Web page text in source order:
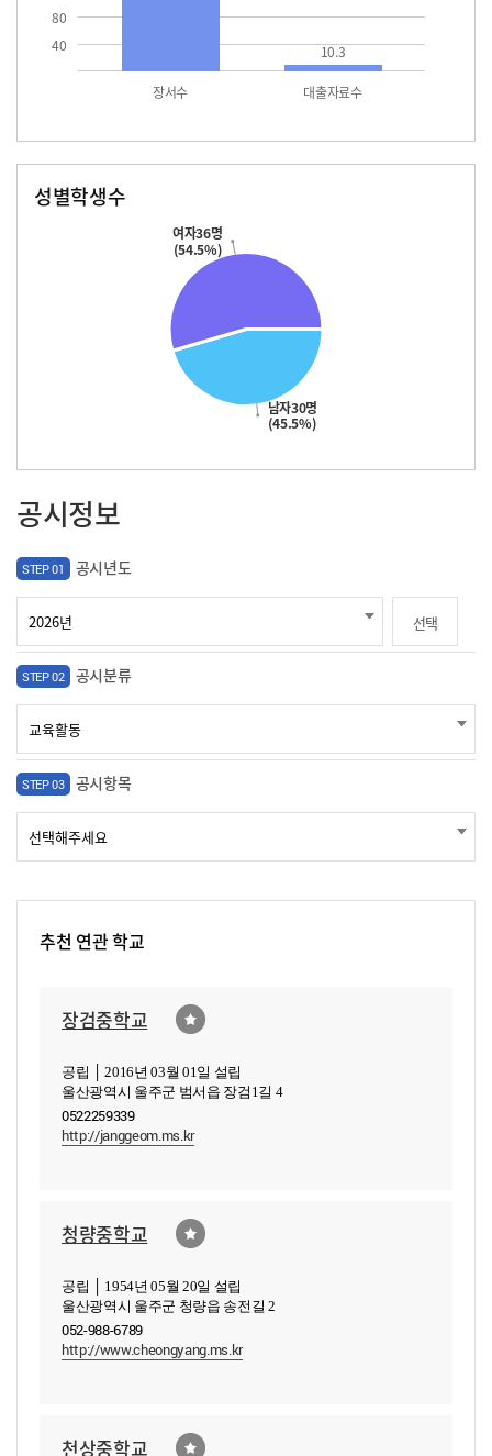
40
80
장서수 대출자료수
10.3
성별학생수
남자30명
(45.5%)
여자36명
(54.5%)
공시정보
STEP 01 공시년도
선택
STEP 02 공시분류
STEP 03 공시항목
추천 연관 학교
장검중학교
공립 │ 2016년 03월 01일 설립
울산광역시 울주군 범서읍 장검1길 4
0522259339
http://janggeom.ms.kr
청량중학교
공립 │ 1954년 05월 20일 설립
울산광역시 울주군 청량읍 송전길 2
052-988-6789
http://www.cheongyang.ms.kr
천상중학교